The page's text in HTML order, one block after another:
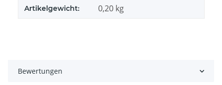
Artikelgewicht: 0,20 kg
Bewertungen